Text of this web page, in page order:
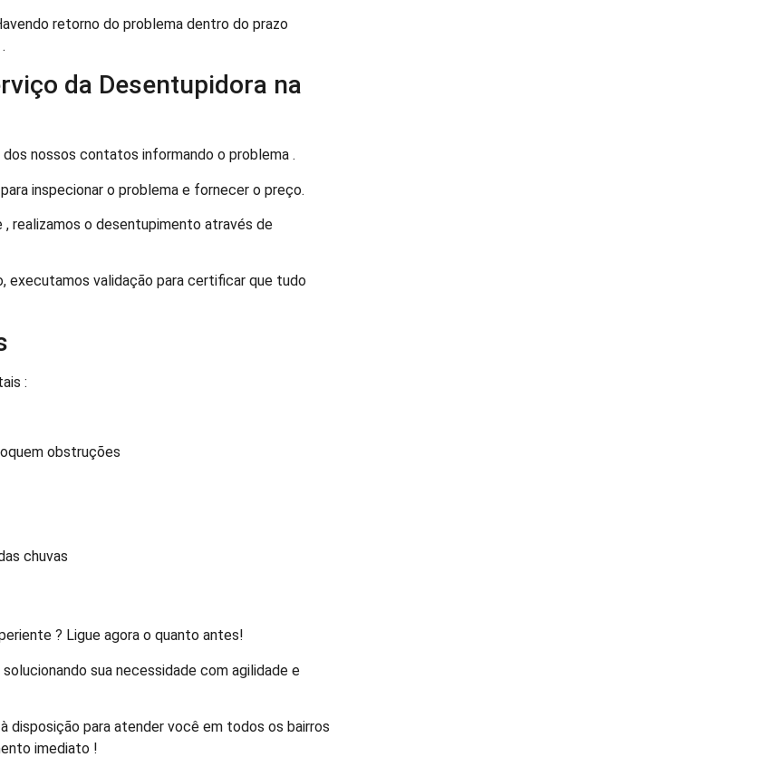
retorno do problema dentro do prazo
da Desentupidora na
nossos contatos informando o problema .
inspecionar o problema e fornecer o preço.
, realizamos o desentupimento através de
executamos validação para certificar que tudo
:
obstruções
chuvas
? Ligue agora o quanto antes!
sua necessidade com agilidade e
disposição para atender você em todos os bairros
imediato !